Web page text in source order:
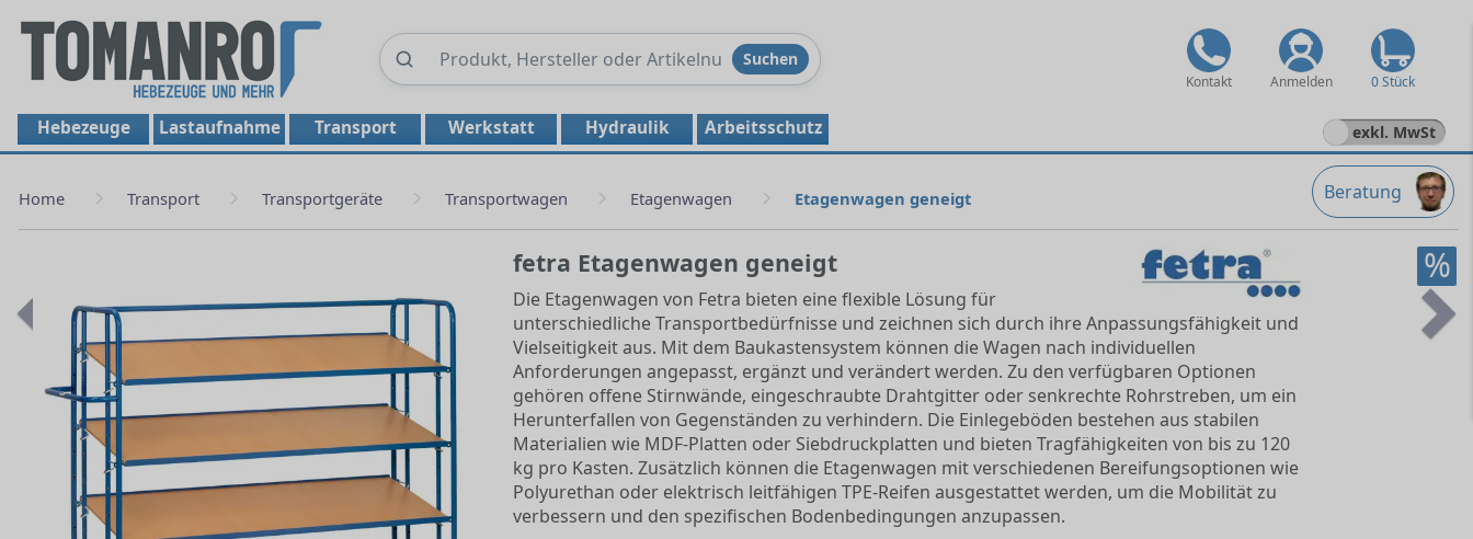
Produkte
Suchen
Kontakt Anmelden 0 Stück
Hebezeuge Lastaufnahme Transport Werkstatt Hydraulik Arbeitsschutz exkl. MwSt
Beratung
Home Transport Transportgeräte Transportwagen Etagenwagen Etagenwagen geneigt
Previous
%
fetra Etagenwagen geneigt
Die Etagenwagen von Fetra bieten eine flexible Lösung für
unterschiedliche Transportbedürfnisse und zeichnen sich durch ihre Anpassungsfähigkeit und
Vielseitigkeit aus. Mit dem Baukastensystem können die Wagen nach individuellen
Anforderungen angepasst, ergänzt und verändert werden. Zu den verfügbaren Optionen
gehören offene Stirnwände, eingeschraubte Drahtgitter oder senkrechte Rohrstreben, um ein
Herunterfallen von Gegenständen zu verhindern. Die Einlegeböden bestehen aus stabilen
Materialien wie MDF-Platten oder Siebdruckplatten und bieten Tragfähigkeiten von bis zu 120
kg pro Kasten. Zusätzlich können die Etagenwagen mit verschiedenen Bereifungsoptionen wie
Polyurethan oder elektrisch leitfähigen TPE-Reifen ausgestattet werden, um die Mobilität zu
verbessern und den spezifischen Bodenbedingungen anzupassen.